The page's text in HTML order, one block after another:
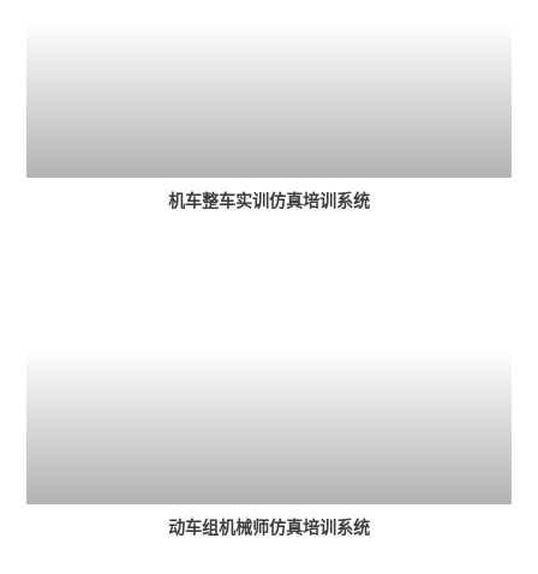
机车整车实训仿真培训系统
动车组机械师仿真培训系统